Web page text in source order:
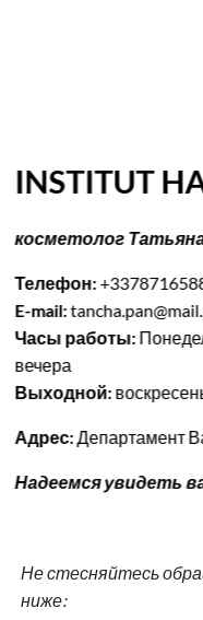
INSTITUT
косметолог
Телефон:
E-mail:
Часы работы:
вечера
Выходной:
Адрес: Департамент
Надеемся увидеть
Не стесняйтесь
ниже: